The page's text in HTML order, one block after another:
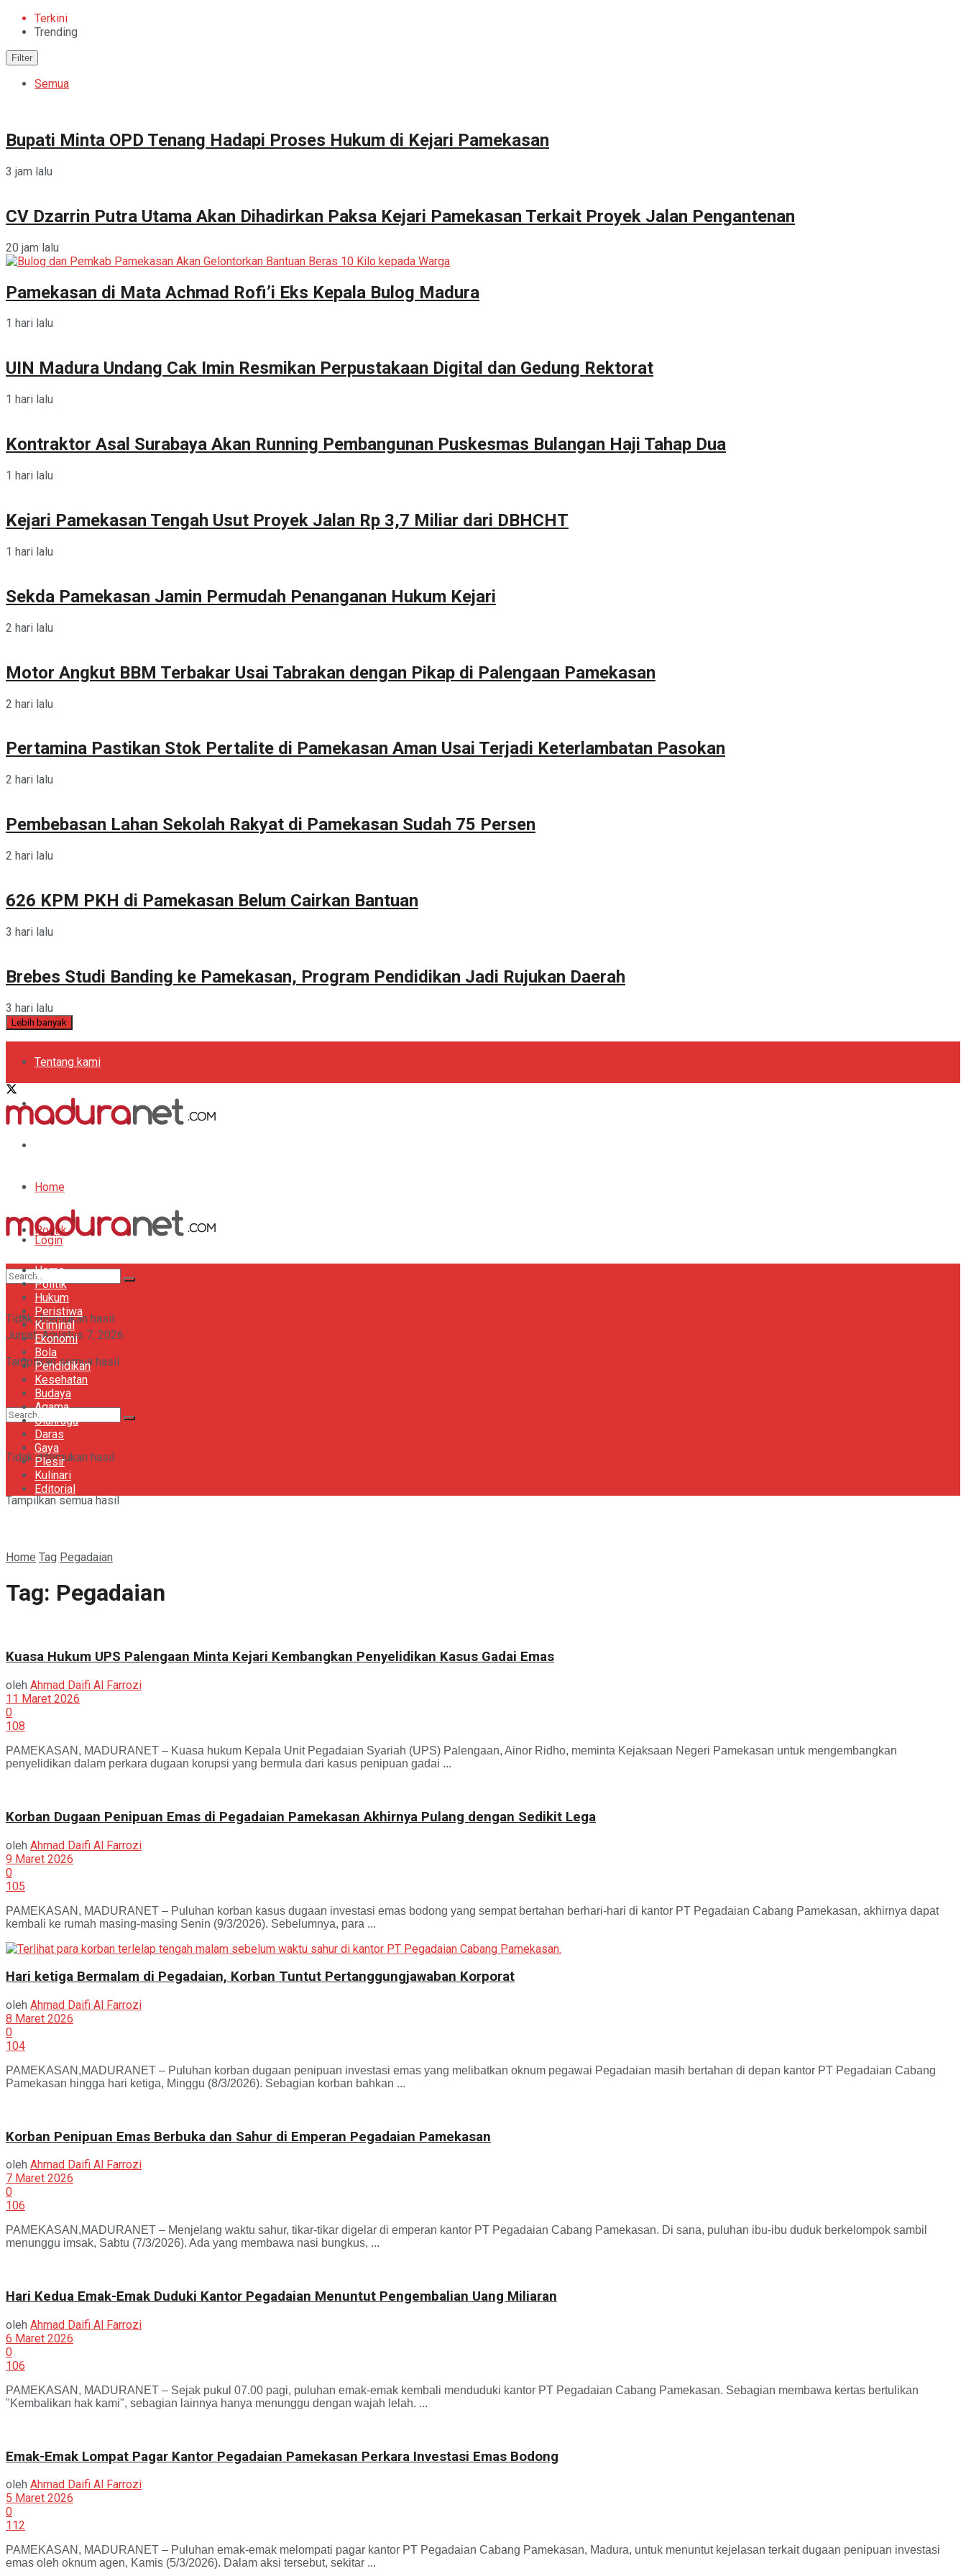
Terkini
Trending
Filter
Semua
Bupati Minta OPD Tenang Hadapi Proses Hukum di Kejari Pamekasan
3 jam lalu
CV Dzarrin Putra Utama Akan Dihadirkan Paksa Kejari Pamekasan Terkait Proyek Jalan Pengantenan
20 jam lalu
Pamekasan di Mata Achmad Rofi’i Eks Kepala Bulog Madura
1 hari lalu
UIN Madura Undang Cak Imin Resmikan Perpustakaan Digital dan Gedung Rektorat
1 hari lalu
Kontraktor Asal Surabaya Akan Running Pembangunan Puskesmas Bulangan Haji Tahap Dua
1 hari lalu
Kejari Pamekasan Tengah Usut Proyek Jalan Rp 3,7 Miliar dari DBHCHT
1 hari lalu
Sekda Pamekasan Jamin Permudah Penanganan Hukum Kejari
2 hari lalu
Motor Angkut BBM Terbakar Usai Tabrakan dengan Pikap di Palengaan Pamekasan
2 hari lalu
Pertamina Pastikan Stok Pertalite di Pamekasan Aman Usai Terjadi Keterlambatan Pasokan
2 hari lalu
Pembebasan Lahan Sekolah Rakyat di Pamekasan Sudah 75 Persen
2 hari lalu
626 KPM PKH di Pamekasan Belum Cairkan Bantuan
3 hari lalu
Brebes Studi Banding ke Pamekasan, Program Pendidikan Jadi Rujukan Daerah
3 hari lalu
Lebih banyak
Tentang kami
Kebijakan Privasi
Periklanan
Login
Register
Jumat, Agustus 7, 2026
Home
Politik
Bola
Khazanah
Gaya
Tidak ditemukan hasil
Tampilkan semua hasil
Tidak ditemukan hasil
Tampilkan semua hasil
Home
Politik
Hukum
Peristiwa
Kriminal
Ekonomi
Bola
Pendidikan
Kesehatan
Budaya
Agama
Olahraga
Daras
Gaya
Plesir
Kulinari
Editorial
Home Tag Pegadaian
Tag: Pegadaian
Kuasa Hukum UPS Palengaan Minta Kejari Kembangkan Penyelidikan Kasus Gadai Emas
oleh Ahmad Daifi Al Farrozi
11 Maret 2026
0
108
PAMEKASAN, MADURANET – Kuasa hukum Kepala Unit Pegadaian Syariah (UPS) Palengaan, Ainor Ridho, meminta Kejaksaan Negeri Pamekasan untuk mengembangkan
penyelidikan dalam perkara dugaan korupsi yang bermula dari kasus penipuan gadai ...
Korban Dugaan Penipuan Emas di Pegadaian Pamekasan Akhirnya Pulang dengan Sedikit Lega
oleh Ahmad Daifi Al Farrozi
9 Maret 2026
0
105
PAMEKASAN, MADURANET – Puluhan korban kasus dugaan investasi emas bodong yang sempat bertahan berhari-hari di kantor PT Pegadaian Cabang Pamekasan, akhirnya dapat
kembali ke rumah masing-masing Senin (9/3/2026). Sebelumnya, para ...
Hari ketiga Bermalam di Pegadaian, Korban Tuntut Pertanggungjawaban Korporat
oleh Ahmad Daifi Al Farrozi
8 Maret 2026
0
104
PAMEKASAN,MADURANET – Puluhan korban dugaan penipuan investasi emas yang melibatkan oknum pegawai Pegadaian masih bertahan di depan kantor PT Pegadaian Cabang
Pamekasan hingga hari ketiga, Minggu (8/3/2026). Sebagian korban bahkan ...
Korban Penipuan Emas Berbuka dan Sahur di Emperan Pegadaian Pamekasan
oleh Ahmad Daifi Al Farrozi
7 Maret 2026
0
106
PAMEKASAN,MADURANET – Menjelang waktu sahur, tikar-tikar digelar di emperan kantor PT Pegadaian Cabang Pamekasan. Di sana, puluhan ibu-ibu duduk berkelompok sambil
menunggu imsak, Sabtu (7/3/2026). Ada yang membawa nasi bungkus, ...
Hari Kedua Emak-Emak Duduki Kantor Pegadaian Menuntut Pengembalian Uang Miliaran
oleh Ahmad Daifi Al Farrozi
6 Maret 2026
0
106
PAMEKASAN, MADURANET – Sejak pukul 07.00 pagi, puluhan emak-emak kembali menduduki kantor PT Pegadaian Cabang Pamekasan. Sebagian membawa kertas bertulikan
"Kembalikan hak kami", sebagian lainnya hanya menunggu dengan wajah lelah. ...
Emak-Emak Lompat Pagar Kantor Pegadaian Pamekasan Perkara Investasi Emas Bodong
oleh Ahmad Daifi Al Farrozi
5 Maret 2026
0
112
PAMEKASAN, MADURANET – Puluhan emak-emak melompati pagar kantor PT Pegadaian Cabang Pamekasan, Madura, untuk menuntut kejelasan terkait dugaan penipuan investasi
emas oleh oknum agen, Kamis (5/3/2026). Dalam aksi tersebut, sekitar ...